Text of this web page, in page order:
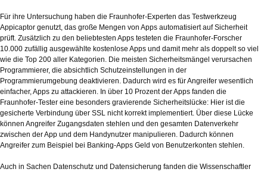
Für ihre Untersuchung haben die Fraunhofer-Experten das Testwerkzeug
Appicaptor genutzt, das große Mengen von Apps automatisiert auf Sicherheit
prüft. Zusätzlich zu den beliebtesten Apps testeten die Fraunhofer-Forscher
10.000 zufällig ausgewählte kostenlose Apps und damit mehr als doppelt so viel
wie die Top 200 aller Kategorien. Die meisten Sicherheitsmängel verursachen
Programmierer, die absichtlich Schutzeinstellungen in der
Programmierumgebung deaktivieren. Dadurch wird es für Angreifer wesentlich
einfacher, Apps zu attackieren. In über 10 Prozent der Apps fanden die
Fraunhofer-Tester eine besonders gravierende Sicherheitslücke: Hier ist die
gesicherte Verbindung über SSL nicht korrekt implementiert. Über diese Lücke
können Angreifer Zugangsdaten stehlen und den gesamten Datenverkehr
zwischen der App und dem Handynutzer manipulieren. Dadurch können
Angreifer zum Beispiel bei Banking-Apps Geld von Benutzerkonten stehlen.
Auch in Sachen Datenschutz und Datensicherung fanden die Wissenschaftler